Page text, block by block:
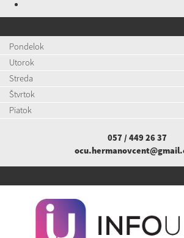
Pondelok
Utorok
Streda
Štvrtok
Piatok
057 / 449 26 37